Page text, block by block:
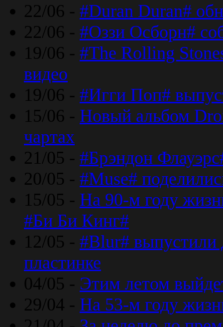
22/06 - #Duran Duran#
22/06 - #Оззи Осборн#
19/06 - #The Rolling
видео
19/06 - #Игги Поп#
15/06 - Новый альбом
чартах
21/05 - #Брэндон
20/05 - #Muse#
15/05 - На 90-м году
#Би Би Кинг#
12/05 - #Blur# выпустили
пластинке
04/05 - Этим летом
29/04 - На 53-м году